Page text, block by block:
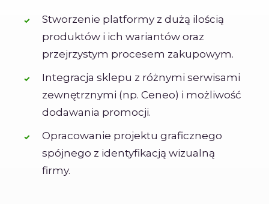
Stworzenie platformy z dużą ilością
produktów i ich wariantów oraz
przejrzystym procesem zakupowym.
Integracja sklepu z różnymi serwisami
zewnętrznymi (np. Ceneo) i możliwość
dodawania promocji.
Opracowanie projektu graficznego
spójnego z identyfikacją wizualną
firmy.